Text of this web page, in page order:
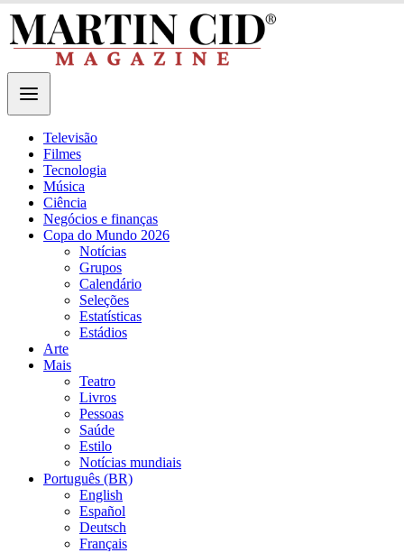
Televisão
Filmes
Tecnologia
Música
Ciência
Negócios e finanças
Copa do Mundo 2026
Notícias
Grupos
Calendário
Seleções
Estatísticas
Estádios
Arte
Mais
Teatro
Livros
Pessoas
Saúde
Estilo
Notícias mundiais
Português (BR)
English
Español
Deutsch
Français